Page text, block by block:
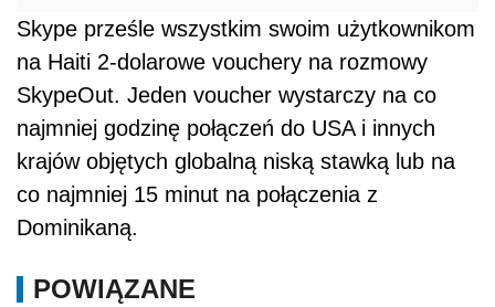
Skype prześle wszystkim swoim użytkownikom
na Haiti 2-dolarowe vouchery na rozmowy
SkypeOut. Jeden voucher wystarczy na co
najmniej godzinę połączeń do USA i innych
krajów objętych globalną niską stawką lub na
co najmniej 15 minut na połączenia z
Dominikaną.
POWIĄZANE